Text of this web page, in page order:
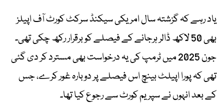
یاد رہے کہ گزشتہ سال امریکی سیکنڈ سرکٹ کورٹ آف اپیلز
بھی 50 لاکھ ڈالر ہرجانے کے فیصلے کو برقرار رکھ چکی تھی۔
جون 2025 میں ٹرمپ کی یہ درخواست بھی مسترد کر دی گئی
تھی کہ پورا اپیلٹ بینچ اس فیصلے پر دوبارہ غور کرے، جس
کے بعد انہوں نے سپریم کورٹ سے رجوع کیا تھا۔